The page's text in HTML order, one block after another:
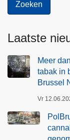
Laatste
Meer
tabak in
Brussel
Vr